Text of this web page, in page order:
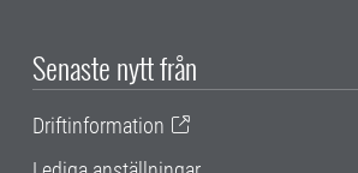
Senaste nytt från
Driftinformation